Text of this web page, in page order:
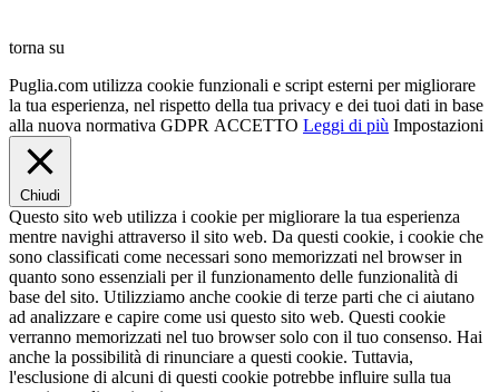
torna su
Puglia.com utilizza cookie funzionali e script esterni per migliorare
la tua esperienza, nel rispetto della tua privacy e dei tuoi dati in base
alla nuova normativa GDPR ACCETTO Leggi di più Impostazioni
Chiudi
Questo sito web utilizza i cookie per migliorare la tua esperienza
mentre navighi attraverso il sito web. Da questi cookie, i cookie che
sono classificati come necessari sono memorizzati nel browser in
quanto sono essenziali per il funzionamento delle funzionalità di
base del sito. Utilizziamo anche cookie di terze parti che ci aiutano
ad analizzare e capire come usi questo sito web. Questi cookie
verranno memorizzati nel tuo browser solo con il tuo consenso. Hai
anche la possibilità di rinunciare a questi cookie. Tuttavia,
l'esclusione di alcuni di questi cookie potrebbe influire sulla tua